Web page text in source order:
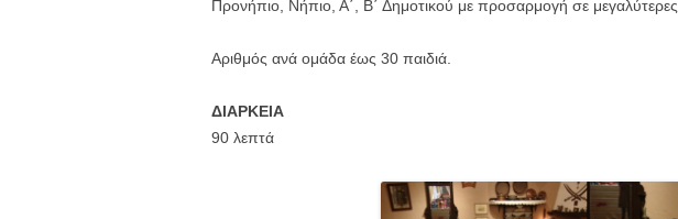
Προνήπιο, Νήπιο, Α΄, Β΄ Δημοτικού με προσαρμογή σε μεγαλύτερες
Αριθμός ανά ομάδα έως 30 παιδιά.
ΔΙΑΡΚΕΙΑ
90 λεπτά